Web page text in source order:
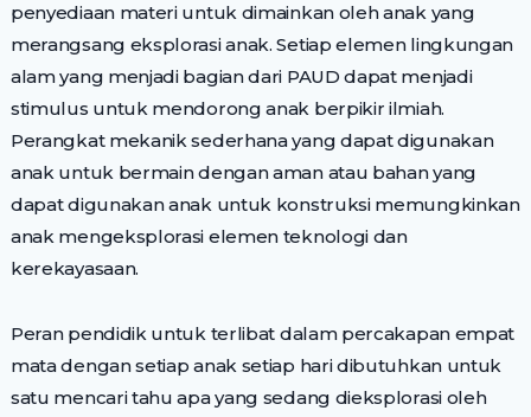
penyediaan materi untuk dimainkan oleh anak yang
merangsang eksplorasi anak. Setiap elemen lingkungan
alam yang menjadi bagian dari PAUD dapat menjadi
stimulus untuk mendorong anak berpikir ilmiah.
Perangkat mekanik sederhana yang dapat digunakan
anak untuk bermain dengan aman atau bahan yang
dapat digunakan anak untuk konstruksi memungkinkan
anak mengeksplorasi elemen teknologi dan
kerekayasaan.
Peran pendidik untuk terlibat dalam percakapan empat
mata dengan setiap anak setiap hari dibutuhkan untuk
satu mencari tahu apa yang sedang dieksplorasi oleh